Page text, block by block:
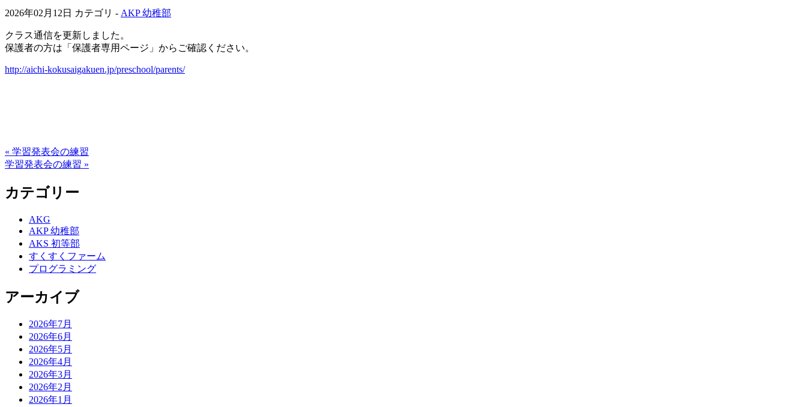
2026年02月12日 カテゴリ - AKP 幼稚部
クラス通信を更新しました。
保護者の方は「保護者専用ページ」からご確認ください。
http://aichi-kokusaigakuen.jp/preschool/parents/
« 学習発表会の練習
学習発表会の練習 »
カテゴリー
AKG
AKP 幼稚部
AKS 初等部
すくすくファーム
プログラミング
アーカイブ
2026年7月
2026年6月
2026年5月
2026年4月
2026年3月
2026年2月
2026年1月